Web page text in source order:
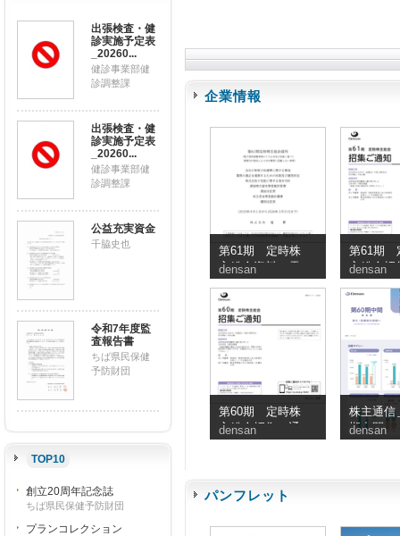
出張検査・健
診実施予定表
_20260...
健診事業部健
診調整課
出張検査・健
診実施予定表
_20260...
健診事業部健
診調整課
公益充実資金
千脇史也
令和7年度監
査報告書
ちば県民保健
予防財団
TOP10
創立20周年記念誌
ちば県民保健予防財団
プランコレクション
企業情報
第61期 定時株
主総会資料（電
子提供措置事項
のうち交付書面
省略事項）
densan
第61期
主総会招
知
densan
第60期 定時株
主総会招集ご通
知
densan
株主通信
期中間
densan
パンフレット